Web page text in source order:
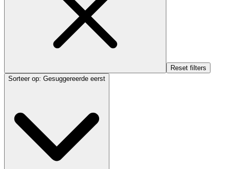
Reset filters
Sorteer op: Gesuggereerde eerst